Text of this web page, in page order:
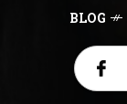
BLOG